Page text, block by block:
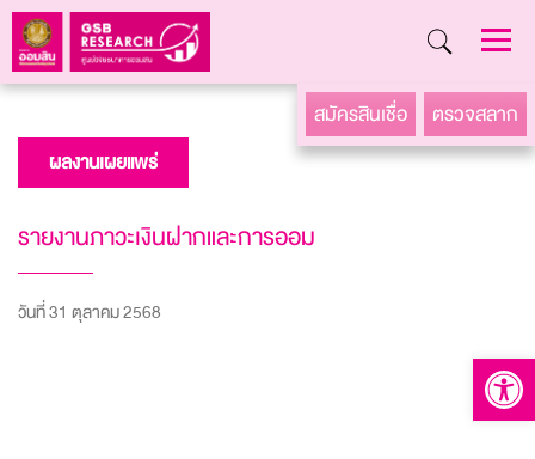
Open
สมัครสินเชื่อ ตรวจสลาก
Skip
ผลงานเผยแพร่
รายงานภาวะเงินฝากและการออม
วันที่ 31 ตุลาคม 2568